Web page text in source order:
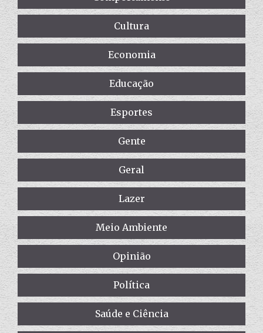
Cultura
Economia
Educação
Esportes
Gente
Geral
Lazer
Meio Ambiente
Opinião
Política
Saúde e Ciência